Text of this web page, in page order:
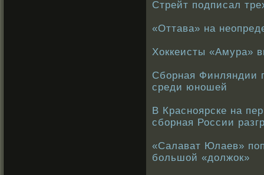
Стрейт подписал
«Оттава» на
Хоккеисты «Амура»
Сборная Финляндии
среди юношей
В Красноярске на
сборная России
«Салават Юлаев»
большой «должок»